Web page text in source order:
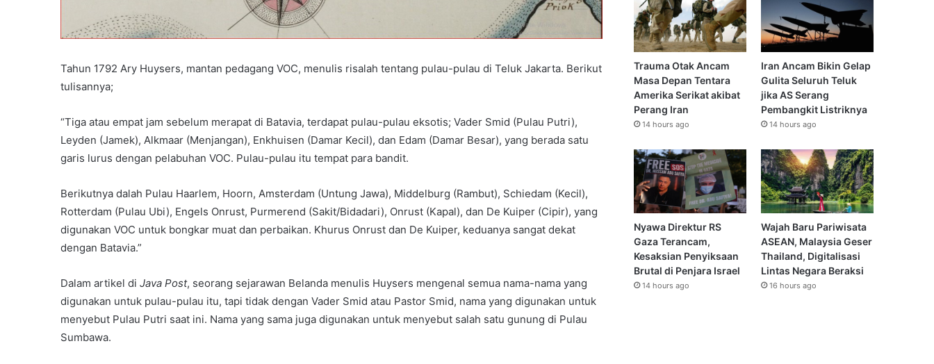
Tahun 1792 Ary Huysers, mantan pedagang VOC, menulis risalah tentang pulau-pulau di Teluk Jakarta. Berikut
tulisannya;
“Tiga atau empat jam sebelum merapat di Batavia, terdapat pulau-pulau eksotis; Vader Smid (Pulau Putri),
Leyden (Jamek), Alkmaar (Menjangan), Enkhuisen (Damar Kecil), dan Edam (Damar Besar), yang berada satu
garis lurus dengan pelabuhan VOC. Pulau-pulau itu tempat para bandit.
Berikutnya dalah Pulau Haarlem, Hoorn, Amsterdam (Untung Jawa), Middelburg (Rambut), Schiedam (Kecil),
Rotterdam (Pulau Ubi), Engels Onrust, Purmerend (Sakit/Bidadari), Onrust (Kapal), dan De Kuiper (Cipir), yang
digunakan VOC untuk bongkar muat dan perbaikan. Khurus Onrust dan De Kuiper, keduanya sangat dekat
dengan Batavia.”
Dalam artikel di Java Post, seorang sejarawan Belanda menulis Huysers mengenal semua nama-nama yang
digunakan untuk pulau-pulau itu, tapi tidak dengan Vader Smid atau Pastor Smid, nama yang digunakan untuk
menyebut Pulau Putri saat ini. Nama yang sama juga digunakan untuk menyebut salah satu gunung di Pulau
Sumbawa.
Trauma Otak Ancam
Masa Depan Tentara
Amerika Serikat akibat
Perang Iran
14 hours ago
Iran Ancam Bikin Gelap
Gulita Seluruh Teluk
jika AS Serang
Pembangkit Listriknya
14 hours ago
Nyawa Direktur RS
Gaza Terancam,
Kesaksian Penyiksaan
Brutal di Penjara Israel
14 hours ago
Wajah Baru Pariwisata
ASEAN, Malaysia Geser
Thailand, Digitalisasi
Lintas Negara Beraksi
16 hours ago